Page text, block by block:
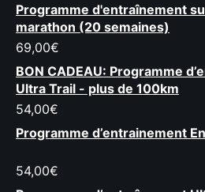
Programme d'entraînement
marathon (20 semaines)
69,00€
BON CADEAU: Programme
Ultra Trail - plus de 100km
54,00€
Programme d’entrainement
54,00€